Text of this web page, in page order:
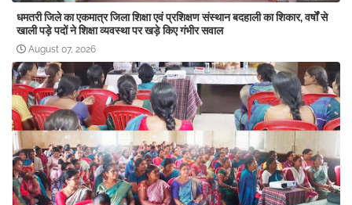
धमतरी जिले का एकमात्र जिला शिक्षा एवं प्रशिक्षण संस्थान बदहाली का शिकार, वर्षों से
खाली पड़े पदों ने शिक्षा व्यवस्था पर खड़े किए गंभीर सवाल
August 07, 2026